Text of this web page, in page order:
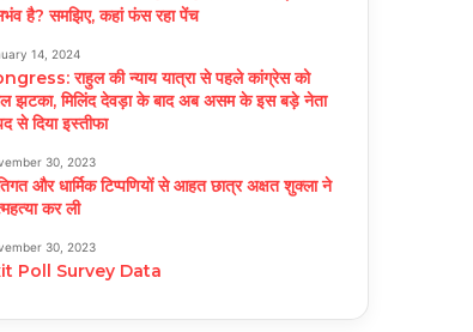
है? समझिए, कहां फंस रहा पेंच
14, 2024
राहुल की न्याय यात्रा से पहले कांग्रेस को
झटका, मिलिंद देवड़ा के बाद अब असम के इस बड़े नेता
से दिया इस्तीफा
30, 2023
और धार्मिक टिप्पणियों से आहत छात्र अक्षत शुक्ला ने
कर ली
30, 2023
Poll Survey Data